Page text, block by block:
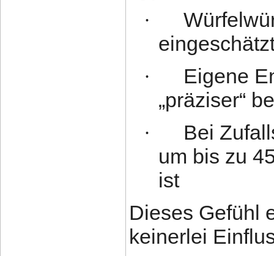
·
·
Eigene
„präziser“
·
Bei
um bis zu
ist
Dieses Gefühl
keinerlei